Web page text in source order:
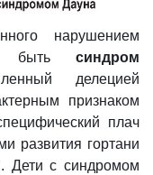
нарушением
быть синдром
делецией
признаком
плач
развития гортани
Дети с синдромом